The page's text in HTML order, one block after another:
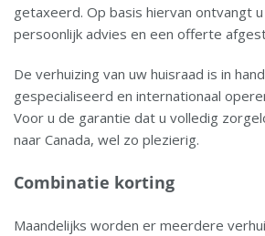
getaxeerd. Op basis hiervan ontvangt
persoonlijk advies en een offerte
De verhuizing van uw huisraad is in
gespecialiseerd en internationaal
Voor u de garantie dat u volledig
naar Canada, wel zo plezierig.
Combinatie korting
Maandelijks worden er meerdere